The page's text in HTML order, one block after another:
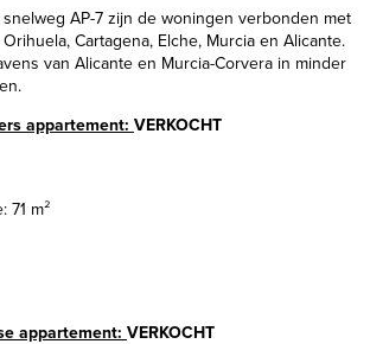
AP-7 zijn de woningen verbonden met
Cartagena, Elche, Murcia en Alicante.
van Alicante en Murcia-Corvera in minder
appartement: VERKOCHT
71 m²
appartement: VERKOCHT